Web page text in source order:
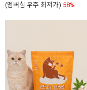
(멤버십 우주 최저가) 58%